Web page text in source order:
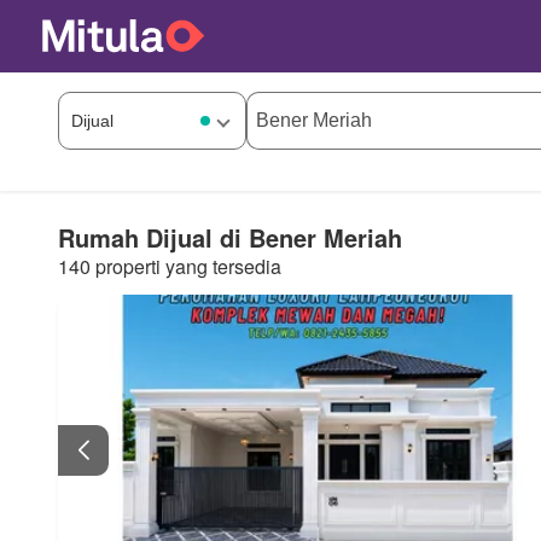
Rumah Dijual di Bener Meriah
140 properti yang tersedia